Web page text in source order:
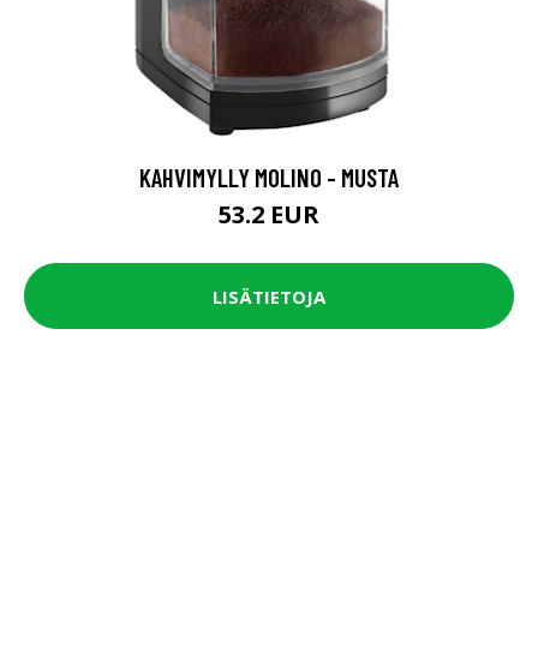
KAHVIMYLLY MOLINO - MUSTA
53.2 EUR
LISÄTIETOJA